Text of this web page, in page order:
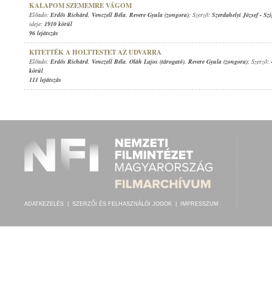
KALAPOM SZEMEMRE VÁGOM
Előadó: Erdős Richárd, Venczell Béla, Revere Gyula (zongora); Szerző: Szerdahelyi József-
ideje: 1910 körül
96 lejátszás
KITETTÉK A HOLTTESTET AZ UDVARRA
Előadó: Erdős Richárd, Venczell Béla, Oláh Lajos (tárogató), Revere Gyula (zongora); Szerző: -
körül
111 lejátszás
ADATKEZELÉS SZERZŐI ÉS FELHASZNÁLÓI JOGOK IMPRESSZUM